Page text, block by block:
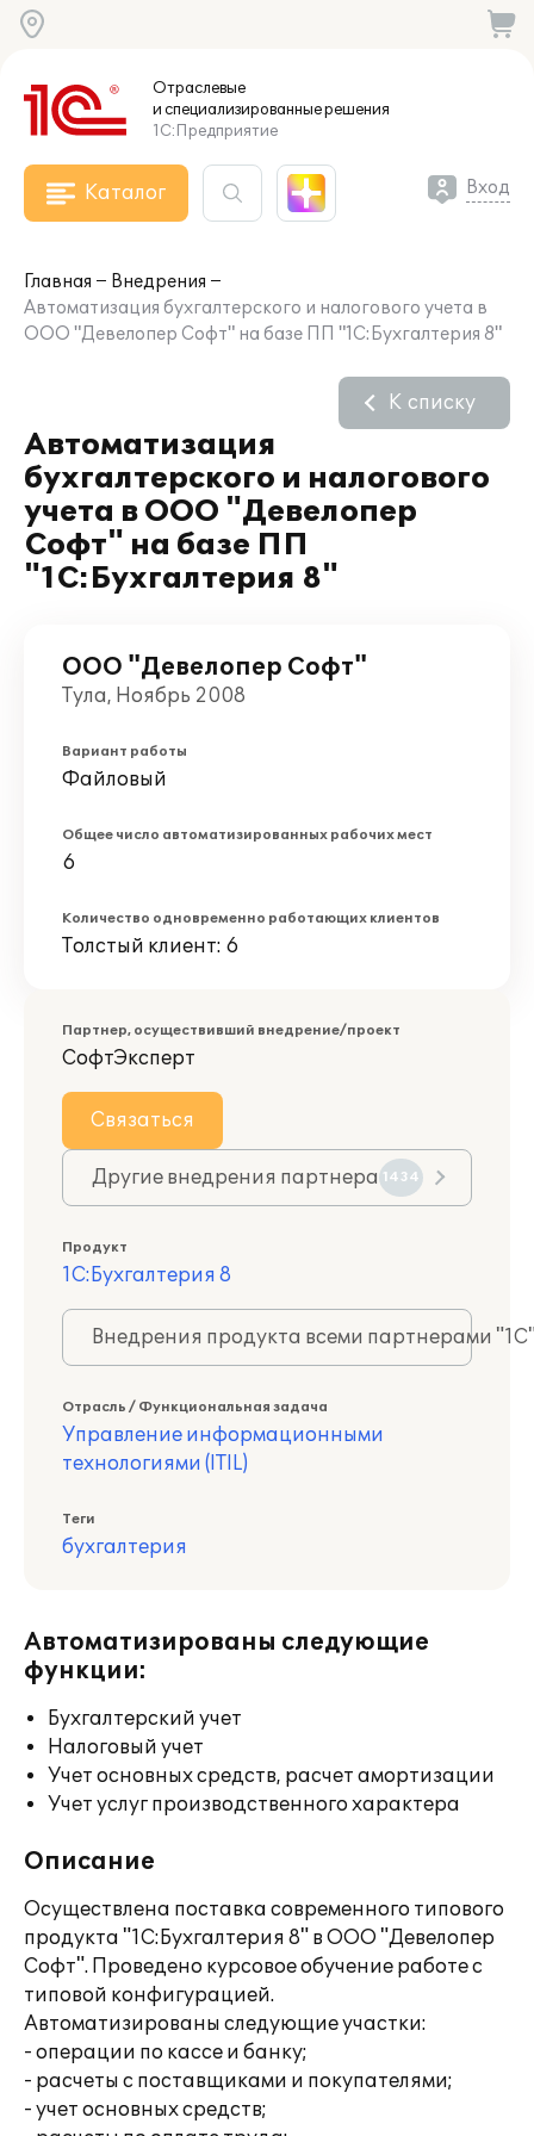
Отраслевые
и специализированныерешения
1С:Предприятие
Каталог Вход
Главная
Внедрения
Автоматизация бухгалтерского и налогового учета в
ООО "Девелопер Софт" на базе ПП "1С:Бухгалтерия 8"
Автоматизация
бухгалтерского и налогового
учета в ООО "Девелопер
Софт" на базе ПП
"1С:Бухгалтерия 8"
К списку
ООО "Девелопер Софт"
Тула, Ноябрь 2008
Вариант работы
Файловый
Общее число автоматизированных рабочих мест
6
Количество одновременно работающих клиентов
Толстый клиент: 6
Партнер, осуществивший внедрение/проект
СофтЭксперт
Связаться
Другие внедрения партнера 1434
Продукт
1С:Бухгалтерия 8
Внедрения продукта всеми партнерами
Отрасль / Функциональная задача
Управление информационными
технологиями (ITIL)
Теги
бухгалтерия
Автоматизированы следующие
функции:
Бухгалтерский учет
Налоговый учет
Учет основных средств, расчет амортизации
Учет услуг производственного характера
Описание
Осуществлена поставка современного типового
продукта "1С:Бухгалтерия 8" в ООО "Девелопер
Софт". Проведено курсовое обучение работе с
типовой конфигурацией.
Автоматизированы следующие участки:
- операции по кассе и банку;
- расчеты с поставщиками и покупателями;
- учет основных средств;